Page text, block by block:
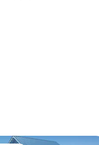
5.0つ星の平均評価